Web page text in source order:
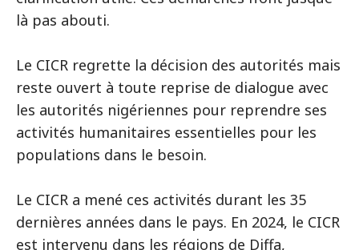
là pas abouti.
Le CICR regrette la décision des autorités mais
reste ouvert à toute reprise de dialogue avec
les autorités nigériennes pour reprendre ses
activités humanitaires essentielles pour les
populations dans le besoin.
Le CICR a mené ces activités durant les 35
dernières années dans le pays. En 2024, le CICR
est intervenu dans les régions de Diffa,